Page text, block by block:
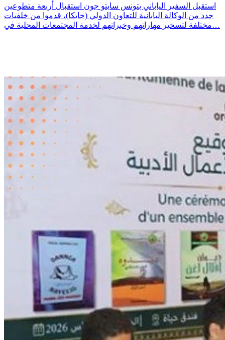
استقبل السفير الياباني بتونس سايتو جون استقبال أربعة متطوعين
جدد من الوكالة اليابانية للتعاون الدولي (جايكا)، قدموا من خلفيات
مختلفة لتسخير مهاراتهم وخبراتهم لخدمة المجتمعات المحلية في…